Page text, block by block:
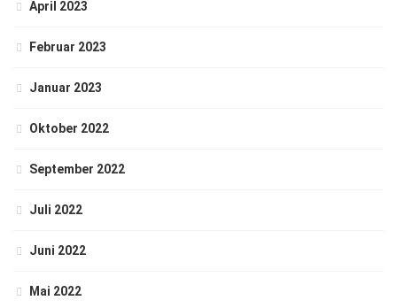
April 2023
Februar 2023
Januar 2023
Oktober 2022
September 2022
Juli 2022
Juni 2022
Mai 2022